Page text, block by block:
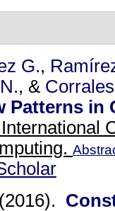
G.,
, &
Patterns in
(2016).